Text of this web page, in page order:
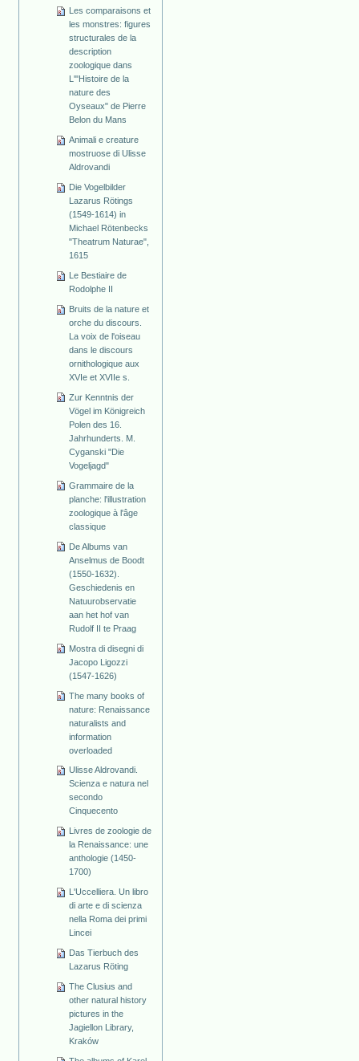
Les comparaisons et
les monstres: figures
structurales de la
description
zoologique dans
L'"Histoire de la
nature des
Oyseaux" de Pierre
Belon du Mans
Animali e creature
mostruose di Ulisse
Aldrovandi
Die Vogelbilder
Lazarus Rötings
(1549-1614) in
Michael Rötenbecks
"Theatrum Naturae",
1615
Le Bestiaire de
Rodolphe II
Bruits de la nature et
orche du discours.
La voix de l'oiseau
dans le discours
ornithologique aux
XVIe et XVIIe s.
Zur Kenntnis der
Vögel im Königreich
Polen des 16.
Jahrhunderts. M.
Cyganski "Die
Vogeljagd"
Grammaire de la
planche: l'illustration
zoologique à l'âge
classique
De Albums van
Anselmus de Boodt
(1550-1632).
Geschiedenis en
Natuurobservatie
aan het hof van
Rudolf II te Praag
Mostra di disegni di
Jacopo Ligozzi
(1547-1626)
The many books of
nature: Renaissance
naturalists and
information
overloaded
Ulisse Aldrovandi.
Scienza e natura nel
secondo
Cinquecento
Livres de zoologie de
la Renaissance: une
anthologie (1450-
1700)
L'Uccelliera. Un libro
di arte e di scienza
nella Roma dei primi
Lincei
Das Tierbuch des
Lazarus Röting
The Clusius and
other natural history
pictures in the
Jagiellon Library,
Kraków